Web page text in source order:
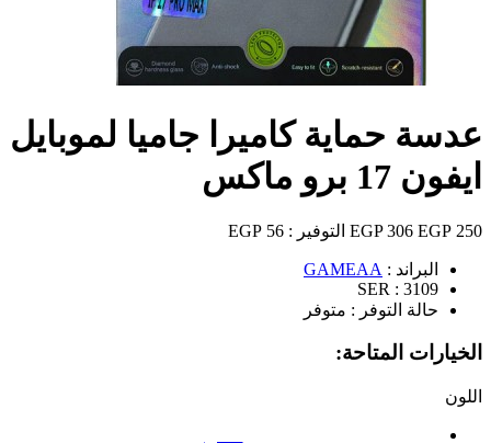
عدسة حماية كاميرا جاميا لموبايل
ايفون 17 برو ماكس
250 EGP
306 EGP التوفير : 56 EGP
البراند : GAMEAA
SER : 3109
حالة التوفر : متوفر
الخيارات المتاحة:
اللون